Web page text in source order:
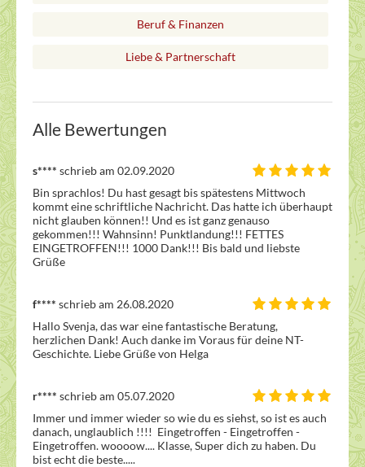
Beruf & Finanzen
Liebe & Partnerschaft
Alle Bewertungen
s**** schrieb am 02.09.2020
Bin sprachlos! Du hast gesagt bis spätestens Mittwoch
kommt eine schriftliche Nachricht. Das hatte ich überhaupt
nicht glauben können!! Und es ist ganz genauso
gekommen!!! Wahnsinn! Punktlandung!!! FETTES
EINGETROFFEN!!! 1000 Dank!!! Bis bald und liebste
Grüße
f**** schrieb am 26.08.2020
Hallo Svenja, das war eine fantastische Beratung,
herzlichen Dank! Auch danke im Voraus für deine NT-
Geschichte. Liebe Grüße von Helga
r**** schrieb am 05.07.2020
Immer und immer wieder so wie du es siehst, so ist es auch
danach, unglaublich !!!!  Eingetroffen - Eingetroffen -
Eingetroffen. woooow.... Klasse, Super dich zu haben. Du
bist echt die beste.....